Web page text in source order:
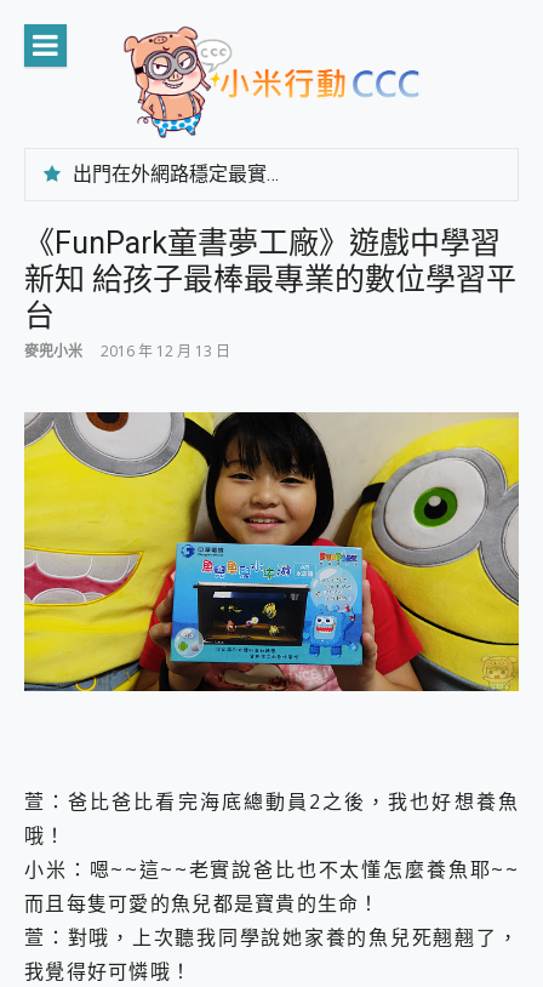
content
出門在外網路穩定最實在 「台灣大哥大」榮獲 4G/5G 在線率全球 NO.3 全台第一與全台六冠王實測心得，走到哪順到哪！
CP 值天花板~ Bongcom BS5 足球君開箱~ 短焦投影機 3千元就能擁有！ 折扣碼在這～
專為 PC上的 XBOX和掌機設計的 FireCuda X1070 SSD 固態硬碟開箱 評測
台灣製攝影機在這裡，100%全無線設計 SpotCam Solo Eco 太陽能防水雲端攝影機 SpotCam Solo 3 2.5K高畫質戶外攝影機 開箱 評測
超驚艷 讓人一眼就愛上 LENOVO 聯想 Yoga Book 9 14吋 AI輕薄筆電 開箱 評測
美到讓人超想擁有 moto pad 60 系列 與 Moto | Swarovski razr 60 冰藍限定版本 開箱 評測
好用的 EaseUS Partition Master 讓您輕鬆的移除與格式化有防寫保護的隨身碟或SD卡
一鍵修復模糊影片、舊照的 AI 好幫手! VideoProc Converter AI 新版全解析 × 年末優惠，一篇全看懂
小朋友才做選擇 投影機 RGB藍牙音響 氛圍情境燈 我通通都要！ Starfish 2 幻彩膠囊投影機｜結合「 智慧投影 & 煥彩流動 」的沈浸式生活新體驗
外型超吸晴~ 給您絕佳操控體驗 GravaStar Mercury K1 系列 異星機械鍵盤與 Mercury X 系列 輕量無線電競滑鼠 開箱 評測
開箱~變身「蜘蛛人」椅子軍師！MSI MPG 491CQP QD-OLED 超寬曲面電競螢幕，多工辦公、爽度滿滿的終極桌面體驗
iPhone 17 系列 有認證的防護來囉！ imos 首家導入 UL MCV 行銷宣告驗證的手機配件品牌
DJI Osmo Pocket 3 爽爽帶回家 歡慶 EaseUS 21 週年到來，「Slogan 海報徵稿活動」好康大放送
小巧好吸不擋鏡頭 有Qi2認證的 ONPRO MagReact MXs2 5000mAh薄型磁吸無線急速行動電源 開箱 評測
會走動的冷暖氣 SONY REON POCKET PRO 穿戴式智慧冷暖調溫裝置 開箱 評測
COMPUTEX 2025 來囉！AGI亞奇雷 AI・Gaming・創作儲存方案登場，趕快來AGI亞奇雷挑戰任務抽 PS5！
自帶線的 有線無線都能充 ONPRO MagReact M5 10000mAh 5合1 磁吸無線急速行動電源 開箱 評測
是螢幕也是電視! 一機超多用途「MSI微星 Modern MD272UPSW 27型」 4K IPS 輕薄商用智慧聯網螢幕 開箱 評測
您的專屬AI 助手 Yoga Slim 7 Aura Edition 觸控AI筆電 開箱 評測
realme 14 Pro 超硬軍規、冰感變色實測，realme 14 5G 遊戲戰鬥值爆表，效能x娛樂全都要！
iPhone、Apple Watch、AirPods耳機 三個設備充電一起搞定 ONPRO MagReact™ M3 3 in 1可攜摺疊無線充電器 開箱 評測
《FunPark童書夢工廠》遊戲中學習
新知 給孩子最棒最專業的數位學習平
台
麥兜小米 2016 年 12 月 13 日
萱：爸比爸比看完海底總動員2之後，我也好想養魚
哦！
小米：嗯~~這~~老實說爸比也不太懂怎麼養魚耶~~
而且每隻可愛的魚兒都是寶貴的生命！
萱：對哦，上次聽我同學說她家養的魚兒死翹翹了，
我覺得好可憐哦！